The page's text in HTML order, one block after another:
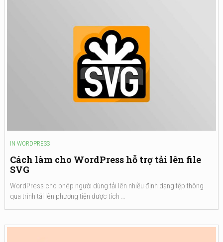
IN WORDPRESS
Cách làm cho WordPress hỗ trợ tải lên file
SVG
WordPress cho phép người dùng tải lên nhiều định dạng tệp thông
qua trình tải lên phương tiện được tích …